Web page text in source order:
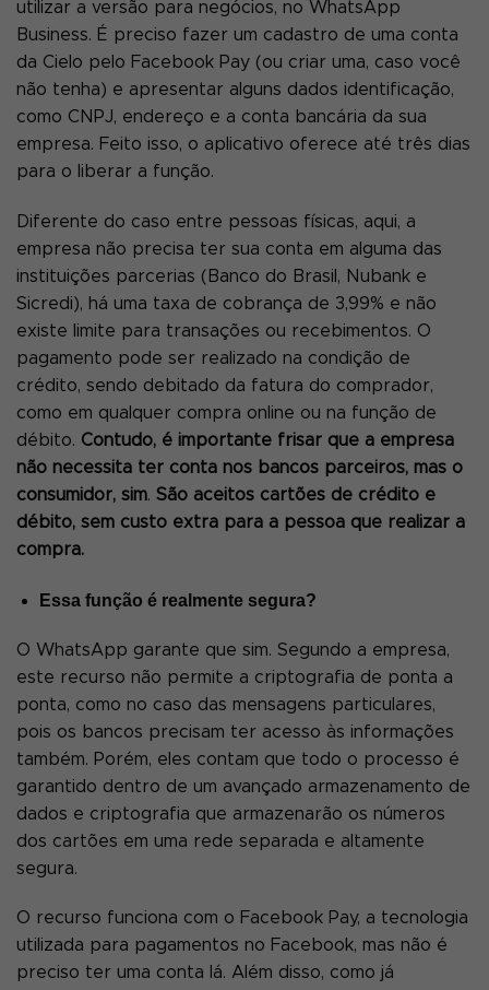
utilizar a versão para negócios, no WhatsApp
Business. É preciso fazer um cadastro de uma conta
da Cielo pelo Facebook Pay (ou criar uma, caso você
não tenha) e apresentar alguns dados identificação,
como CNPJ, endereço e a conta bancária da sua
empresa. Feito isso, o aplicativo oferece até três dias
para o liberar a função.
Diferente do caso entre pessoas físicas, aqui, a
empresa não precisa ter sua conta em alguma das
instituições parcerias (Banco do Brasil, Nubank e
Sicredi), há uma taxa de cobrança de 3,99% e não
existe limite para transações ou recebimentos. O
pagamento pode ser realizado na condição de
crédito, sendo debitado da fatura do comprador,
como em qualquer compra online ou na função de
débito. Contudo, é importante frisar que a empresa
não necessita ter conta nos bancos parceiros, mas o
consumidor, sim. São aceitos cartões de crédito e
débito, sem custo extra para a pessoa que realizar a
compra.
Essa função é realmente segura?
O WhatsApp garante que sim. Segundo a empresa,
este recurso não permite a criptografia de ponta a
ponta, como no caso das mensagens particulares,
pois os bancos precisam ter acesso às informações
também. Porém, eles contam que todo o processo é
garantido dentro de um avançado armazenamento de
dados e criptografia que armazenarão os números
dos cartões em uma rede separada e altamente
segura.
O recurso funciona com o Facebook Pay, a tecnologia
utilizada para pagamentos no Facebook, mas não é
preciso ter uma conta lá. Além disso, como já